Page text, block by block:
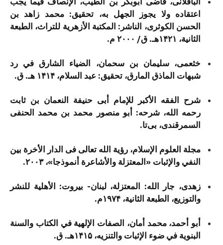
اعتقاده ولا یجوز الجهل به، تحقیق: محمد زاهد بن
الحسن الکوثری، الناشر: المكتبة الأزهرية للتراث، الطبعة
الثانية، ۱۴۲۱هـ. ق/ ۲۰۰۰ م.
خثعمی، سلیمان بن سحمان، الضیاء الشارق في رد
شبهات الماذق المارق، تحقیق: عبد السلام، ۱۴۱۴ هـ. ق.
شرح الفقه الأکبر للإمام أبی حنیفة النعمان بن ثابت
رحمه الله، شرحه: أبو منصور محمد بن محمد الحنفی
السمرقندی، بی‌تا.
مجلة العلوم الإسلام، رؤیة الله تعالی فی الدار الأخرة بین
النفي والإثبات «المعتزلة والأشاعرة أنموذجا»، ۲۰۰۳.
زهدی، جار الله: المعتزلة، لبنان- بيروت: الأهلية للنشر
والتوزيع، الطبعة الثانية، ۱۹۷۴م.
أبو أحمد، محمد أمان، الصفات الإلهیة في الکتاب والسنة
البنویة في ضوء الإثبات والتنزیه، ۱۴۱۵هـ. ق.